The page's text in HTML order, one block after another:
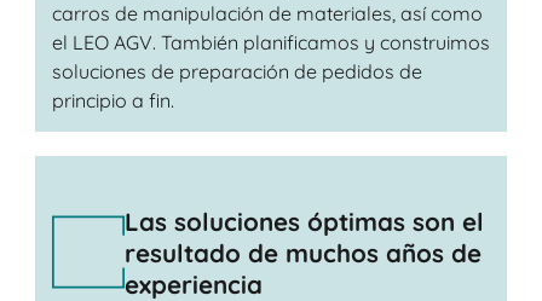
carros de manipulación de materiales, así como
el LEO AGV. También planificamos y construimos
soluciones de preparación de pedidos de
principio a fin.
Las soluciones óptimas son el
resultado de muchos años de
experiencia